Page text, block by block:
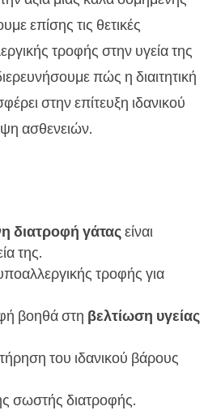
μάρκες διαιτητικής
για γάτες – Όλα όσα πρέπει να
την κατάλληλη διαιτητική
μας
επηρεάζει την ενέργεια
διαιτητική τροφή της
– Η καλύτερη επιλογή
της διατροφής της
τροφής σε
γάτες
επίσης τις θετικές
τροφής στην υγεία της
πώς η διαιτητική
στην επίτευξη ιδανικού
ασθενειών.
διατροφή γάταςείναι
της.
τροφής για
βοηθά στη βελτίωση υγείας
του ιδανικού βάρους
σωστής διατροφής.